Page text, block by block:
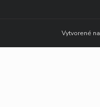
Vytvorené na